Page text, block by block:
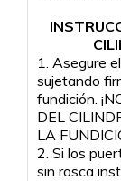
1. Asegure
sujetando
fundición.
DEL
LA
2. Si los
sin rosca